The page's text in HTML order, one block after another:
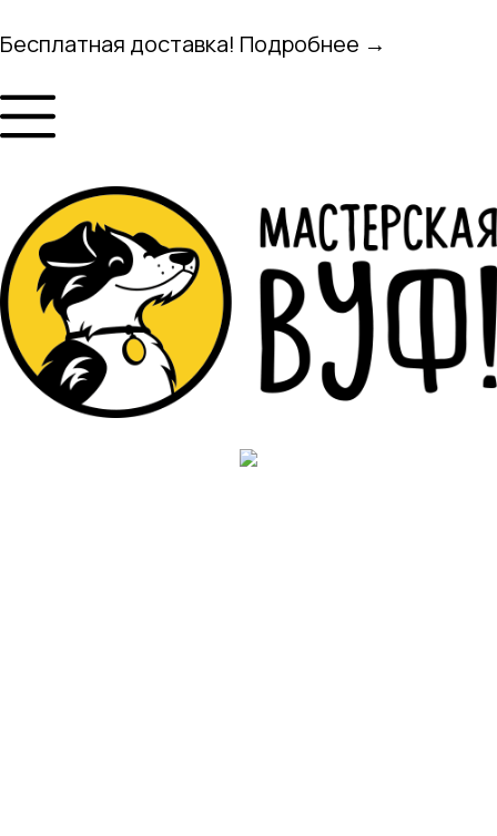
Бесплатная доставка! Подробнее →